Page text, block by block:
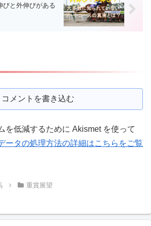
びと外伸びがある
コメントを書き込む
を低減するために Akismet を使って
ータの処理方法の詳細はこちらをご覧
重賞展望